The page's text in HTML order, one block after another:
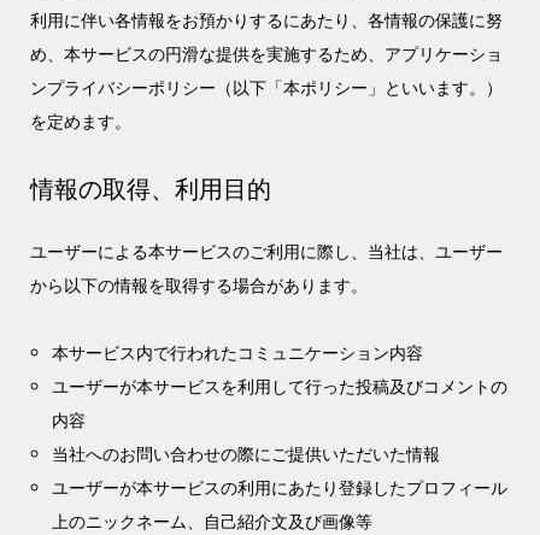
利用に伴い各情報をお預かりするにあたり、各情報の保護に努
め、本サービスの円滑な提供を実施するため、アプリケーショ
ンプライバシーポリシー（以下「本ポリシー」といいます。）
を定めます。
情報の取得、利用目的
ユーザーによる本サービスのご利用に際し、当社は、ユーザー
から以下の情報を取得する場合があります。
本サービス内で行われたコミュニケーション内容
ユーザーが本サービスを利用して行った投稿及びコメントの
内容
当社へのお問い合わせの際にご提供いただいた情報
ユーザーが本サービスの利用にあたり登録したプロフィール
上のニックネーム、自己紹介文及び画像等